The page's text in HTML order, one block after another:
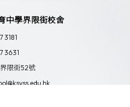
中學界限街校舍
3181
3631
界限街52號